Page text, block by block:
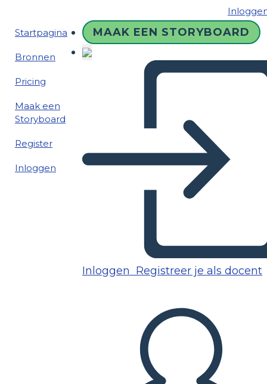
Startpagina
Bronnen
Pricing
Maak een
Storyboard
Register
Inloggen
MAAK EEN STORYBOARD
Inloggen Registreer je als docent